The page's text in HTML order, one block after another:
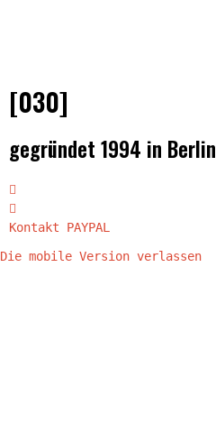
[030]
gegründet 1994 in Berlin
Kontakt PAYPAL
Die mobile Version verlassen